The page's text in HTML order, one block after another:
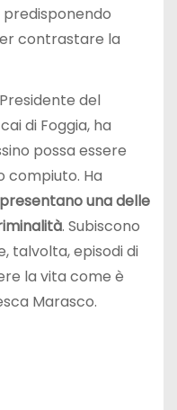
contrastare la
del
di Foggia, ha
possa essere
Ha
una delle
. Subiscono
talvolta, episodi di
la vita come è
Marasco.